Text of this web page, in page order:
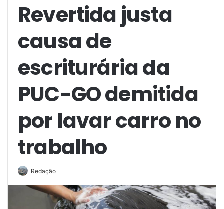
Revertida justa
causa de
escriturária da
PUC-GO demitida
por lavar carro no
trabalho
Redação